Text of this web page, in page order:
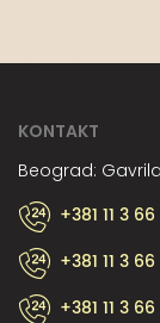
KONTAKT
Beograd:
+381 11 3
+381 11 3
+381 11 3